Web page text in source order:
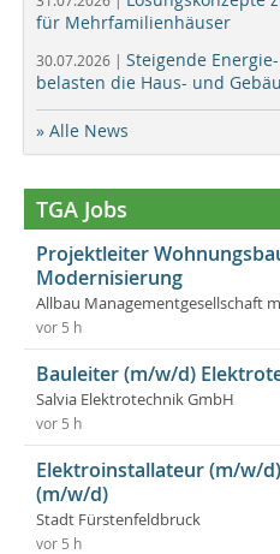
für Mehrfamilienhäuser
30.07.2026 | Steigende
belasten die Haus- und
» Alle News
TGA Jobs
Projektleiter
Modernisierung
Allbau Managementgesellschaft
vor 5 h
Bauleiter (m/w/d)
Salvia Elektrotechnik GmbH
vor 5 h
Elektroinstallateur (m/w/
(m/w/d)
Stadt Fürstenfeldbruck
vor 5 h